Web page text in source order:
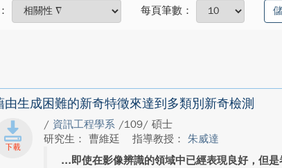
每頁筆數：
由生成困難的新奇特徵來達到多類別新奇檢測
/ 資訊工程學系 /109/ 碩士
研究生： 曹維廷
指導教授：朱威達
即使在影像辨識的領域中已經表現良好，但